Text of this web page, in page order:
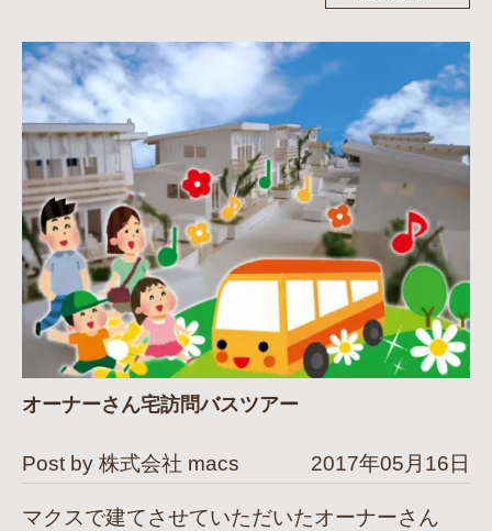
オーナーさん宅訪問バスツアー
Post by 株式会社 macs 2017年05月16日
マクスで建てさせていただいたオーナーさん